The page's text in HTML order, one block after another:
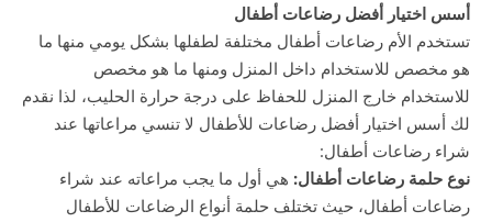
أسس اختيار أفضل رضاعات أطفال
تستخدم الأم رضاعات أطفال مختلفة لطفلها بشكل يومي منها ما
هو مخصص للاستخدام داخل المنزل ومنها ما هو مخصص
للاستخدام خارج المنزل للحفاظ على درجة حرارة الحليب، لذا نقدم
لك أسس اختيار أفضل رضاعات للأطفال لا تنسي مراعاتها عند
شراء رضاعات أطفال:
نوع حلمة رضاعات أطفال: هي أول ما يجب مراعاته عند شراء
رضاعات أطفال، حيث تختلف حلمة أنواع الرضاعات للأطفال